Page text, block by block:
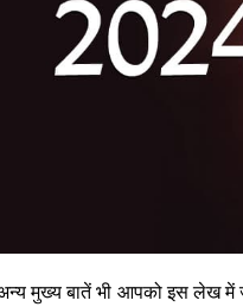
मुख्य बातें भी आपको इस लेख में